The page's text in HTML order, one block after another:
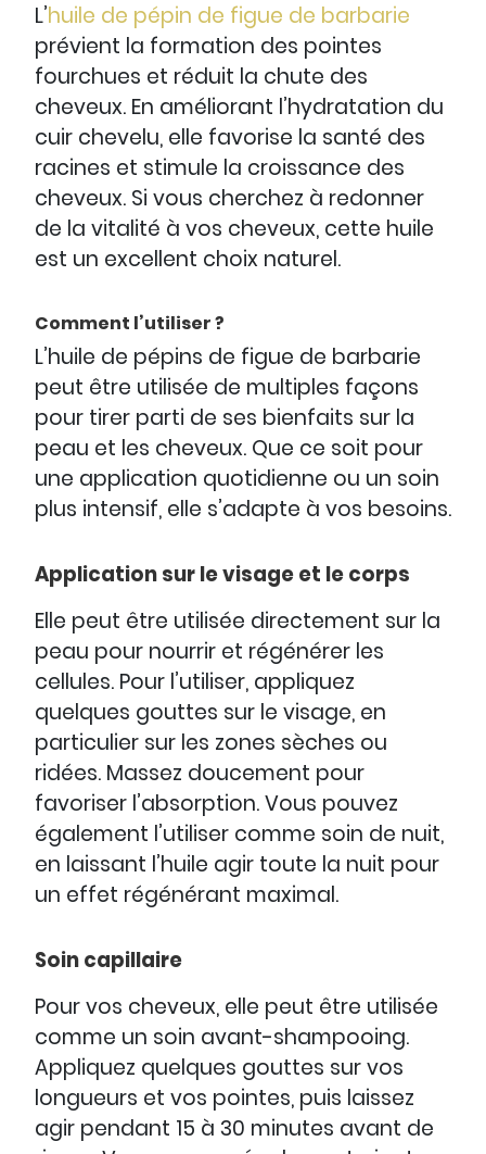
L’huile de pépin de figue de barbarie
prévient la formation des pointes
fourchues et réduit la chute des
cheveux. En améliorant l’hydratation du
cuir chevelu, elle favorise la santé des
racines et stimule la croissance des
cheveux. Si vous cherchez à redonner
de la vitalité à vos cheveux, cette huile
est un excellent choix naturel.
Comment l’utiliser ?
L’huile de pépins de figue de barbarie
peut être utilisée de multiples façons
pour tirer parti de ses bienfaits sur la
peau et les cheveux. Que ce soit pour
une application quotidienne ou un soin
plus intensif, elle s’adapte à vos besoins.
Application sur le visage et le corps
Elle peut être utilisée directement sur la
peau pour nourrir et régénérer les
cellules. Pour l’utiliser, appliquez
quelques gouttes sur le visage, en
particulier sur les zones sèches ou
ridées. Massez doucement pour
favoriser l’absorption. Vous pouvez
également l’utiliser comme soin de nuit,
en laissant l’huile agir toute la nuit pour
un effet régénérant maximal.
Soin capillaire
Pour vos cheveux, elle peut être utilisée
comme un soin avant-shampooing.
Appliquez quelques gouttes sur vos
longueurs et vos pointes, puis laissez
agir pendant 15 à 30 minutes avant de